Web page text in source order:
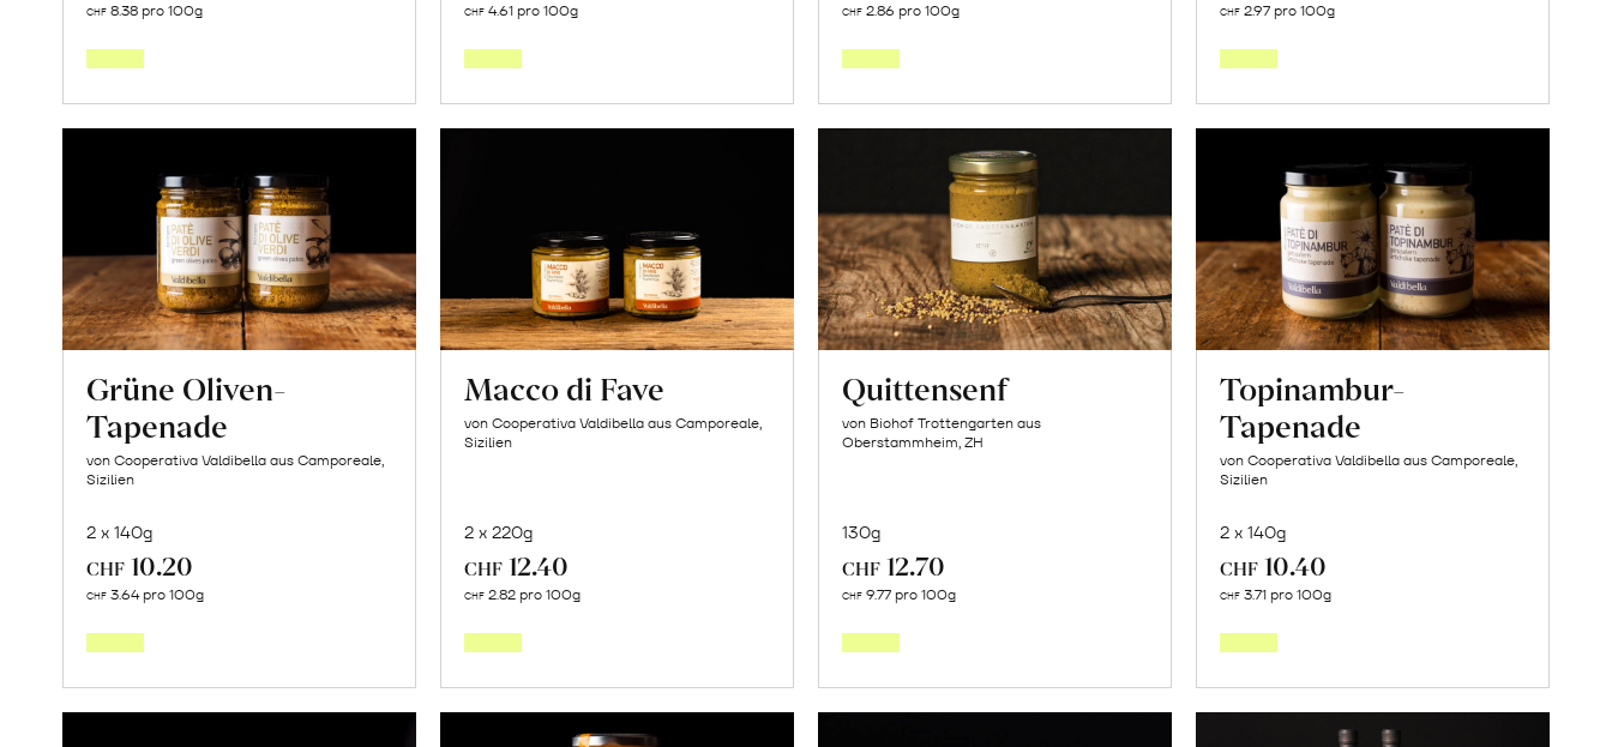
CHF 8.38 pro 100g CHF 4.61 pro 100g CHF 2.86 pro 100g CHF 2.97 pro 100g
Grüne Oliven-
Tapenade
von Cooperativa Valdibella aus Camporeale,
Sizilien
2 x 140g
CHF 10.20
CHF 3.64 pro 100g
Macco di Fave
von Cooperativa Valdibella aus Camporeale,
Sizilien
2 x 220g
CHF 12.40
CHF 2.82 pro 100g
Quittensenf
von Biohof Trottengarten aus
Oberstammheim, ZH
130g
CHF 12.70
CHF 9.77 pro 100g
Topinambur-
Tapenade
von Cooperativa Valdibella aus Camporeale,
Sizilien
2 x 140g
CHF 10.40
CHF 3.71 pro 100g